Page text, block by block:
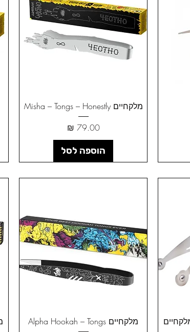
מלקחיים Misha – Tongs – Honestly
מחיר‏79.00 ‏₪
הוספה לסל
מלקחיים Alpha Hookah – Tongs